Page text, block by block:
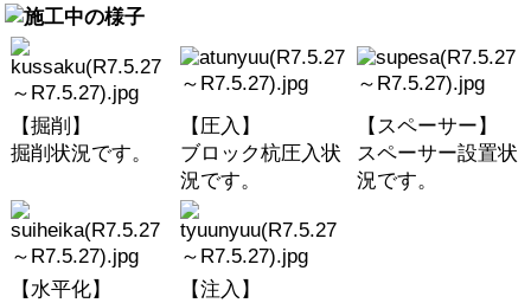
【掘削】
掘削状況です。
【圧入】
ブロック杭圧入状
況です。
【スペーサー】
スペーサー設置状
況です。
【水平化】
【注入】